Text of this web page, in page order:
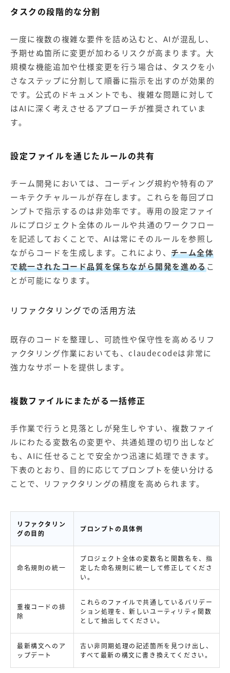
タスクの段階的な分割
一度に複数の複雑な要件を詰め込むと、AIが混乱し、
予期せぬ箇所に変更が加わるリスクが高まります。大
規模な機能追加や仕様変更を行う場合は、タスクを小
さなステップに分割して順番に指示を出すのが効果的
です。 公式のドキュメントでも、複雑な問題に対して
はAIに深く考えさせるアプローチが推奨されていま
す。
設定ファイルを通じたルールの共有
チーム開発においては、コーディング規約や特有のア
ーキテクチャルールが存在します。これらを毎回プロ
ンプトで指示するのは非効率です。専用の設定ファイ
ルにプロジェクト全体のルールや共通のワークフロー
を記述しておくことで、AIは常にそのルールを参照し
ながらコードを生成します。これにより、チーム全体
で統一されたコード品質を保ちながら開発を進めるこ
とが可能になります。
リファクタリングでの活用方法
既存のコードを整理し、可読性や保守性を高めるリフ
ァクタリング作業においても、claudecodeは非常に
強力なサポートを提供します。
複数ファイルにまたがる一括修正
手作業で行うと見落としが発生しやすい、複数ファイ
ルにわたる変数名の変更や、共通処理の切り出しなど
も、AIに任せることで安全かつ迅速に処理できます。
下表のとおり、目的に応じてプロンプトを使い分ける
ことで、リファクタリングの精度を高められます。
リファクタリン
グの目的
プロンプトの具体例
命名規則の統一
プロジェクト全体の変数名と関数名を、指
定した命名規則に統一して修正してくださ
い。
重複コードの排
除
これらのファイルで共通しているバリデー
ション処理を、新しいユーティリティ関数
として抽出してください。
最新構文へのア
ップデート
古い非同期処理の記述箇所を見つけ出し、
すべて最新の構文に書き換えてください。